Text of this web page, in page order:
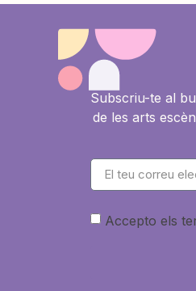
Subscriu-te al
de les arts
Accepto els